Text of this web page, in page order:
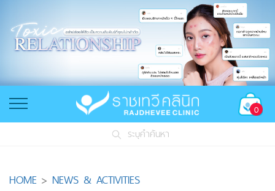
0
ระบุคำค้นหา
HOME > NEWS & ACTIVITIES